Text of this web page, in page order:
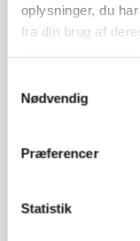
oplysninger, du
fra din brug af
Nødvendig
Præferencer
Statistik
Før
skadedyrsrisici